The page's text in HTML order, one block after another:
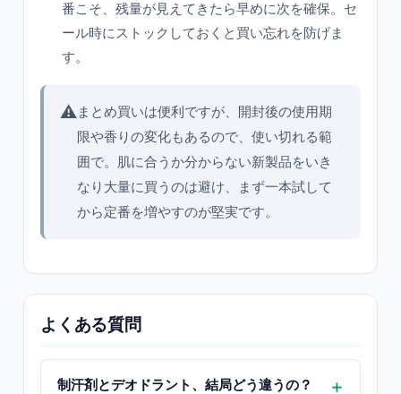
番こそ、残量が見えてきたら早めに次を確保。セ
ール時にストックしておくと買い忘れを防げま
す。
⚠️まとめ買いは便利ですが、開封後の使用期
限や香りの変化もあるので、使い切れる範
囲で。肌に合うか分からない新製品をいき
なり大量に買うのは避け、まず一本試して
から定番を増やすのが堅実です。
よくある質問
制汗剤とデオドラント、結局どう違うの？